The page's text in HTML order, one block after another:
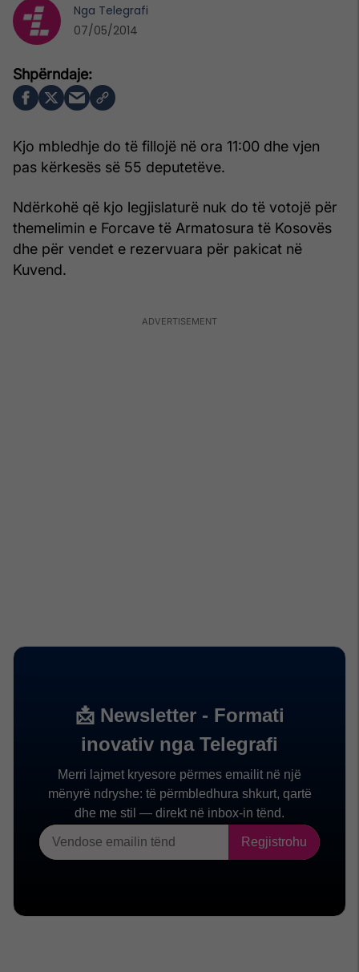
Kjo mbledhje do të fillojë në ora 11:00 dhe vjen
pas kërkesës së 55 deputetëve.
Ndërkohë që kjo legjislaturë nuk do të votojë për
themelimin e Forcave të Armatosura të Kosovës
dhe për vendet e rezervuara për pakicat në
Kuvend.
Nga Telegrafi
07/05/2014